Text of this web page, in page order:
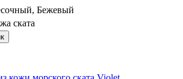
Бежевый
ската